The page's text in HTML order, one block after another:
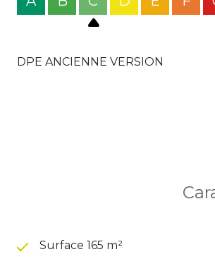
DPE ANCIENNE VERSION
Surface 165 m²